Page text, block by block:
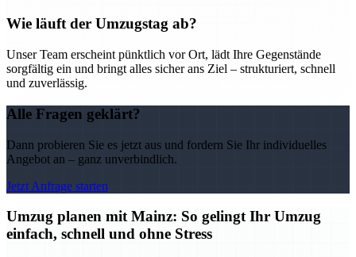
Wie läuft der Umzugstag ab?
Unser Team erscheint pünktlich vor Ort, lädt Ihre Gegenstände
sorgfältig ein und bringt alles sicher ans Ziel – strukturiert, schnell
und zuverlässig.
Alle Fragen geklärt?
Dann probieren Sie es jetzt aus und fordern Sie Ihr individuelles
Angebot an – ganz unverbindlich.
Jetzt Anfrage starten
Umzug planen mit Mainz: So gelingt Ihr Umzug
einfach, schnell und ohne Stress